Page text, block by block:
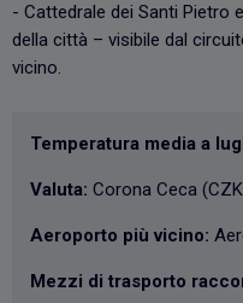
- Cattedrale dei Santi Pietro
della città – visibile dal
vicino.
Temperatura media a
Valuta: Corona Ceca
Aeroporto più vicino:
Mezzi di trasporto